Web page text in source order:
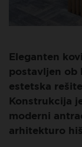
Eleganten
postavljen ob
estetska
Konstrukcija
moderni
arhitekturo